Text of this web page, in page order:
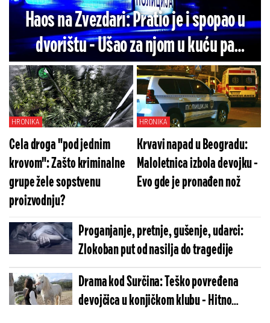
Haos na Zvezdari: Pratio je i spopao u
dvorištu - Ušao za njom u kuću pa
naleteo na muža
HRONIKA
Cela droga "pod jednim
krovom": Zašto kriminalne
grupe žele sopstvenu
proizvodnju?
HRONIKA
Krvavi napad u Beogradu:
Maloletnica izbola devojku -
Evo gde je pronađen nož
Proganjanje, pretnje, gušenje, udarci:
Zlokoban put od nasilja do tragedije
Drama kod Surčina: Teško povređena
devojčica u konjičkom klubu - Hitno